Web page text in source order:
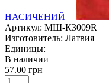
НАСИЧЕНИЙ
Артикул: МШ-К3009R
Изготовитель: Латвия
Единицы:
В наличии
57.00 грн